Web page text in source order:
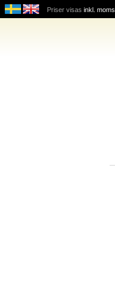
Priser visas inkl. moms